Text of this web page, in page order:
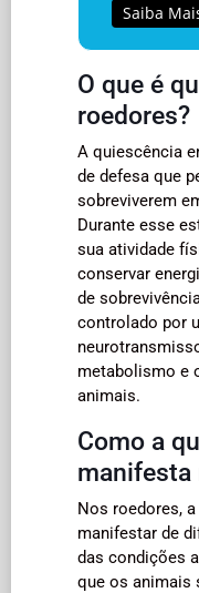
Saiba
O que é
roedores?
A quiescência
de defesa que
sobreviverem
Durante esse
sua atividade
conservar
de
controlado por
metabolismo e
animais.
Como a
manifesta
Nos roedores,
manifestar de
das condições
que os animais